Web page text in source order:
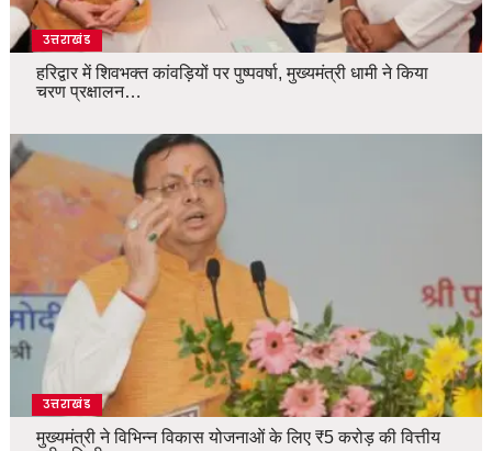
उत्तराखंड
हरिद्वार में शिवभक्त कांवड़ियों पर पुष्पवर्षा, मुख्यमंत्री धामी ने किया
चरण प्रक्षालन…
उत्तराखंड
मुख्यमंत्री ने विभिन्न विकास योजनाओं के लिए ₹5 करोड़ की वित्तीय